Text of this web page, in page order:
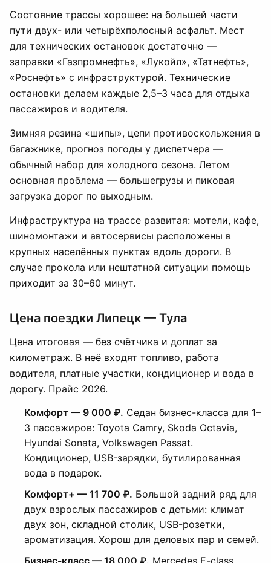
Состояние трассы хорошее: на большей части
пути двух- или четырёхполосный асфальт. Мест
для технических остановок достаточно —
заправки «Газпромнефть», «Лукойл», «Татнефть»,
«Роснефть» с инфраструктурой. Технические
остановки делаем каждые 2,5–3 часа для отдыха
пассажиров и водителя.
Зимняя резина «шипы», цепи противоскольжения в
багажнике, прогноз погоды у диспетчера —
обычный набор для холодного сезона. Летом
основная проблема — большегрузы и пиковая
загрузка дорог по выходным.
Инфраструктура на трассе развитая: мотели, кафе,
шиномонтажи и автосервисы расположены в
крупных населённых пунктах вдоль дороги. В
случае прокола или нештатной ситуации помощь
приходит за 30–60 минут.
Цена поездки Липецк — Тула
Цена итоговая — без счётчика и доплат за
километраж. В неё входят топливо, работа
водителя, платные участки, кондиционер и вода в
дорогу. Прайс 2026.
Комфорт — 9 000 ₽. Седан бизнес-класса для 1–
3 пассажиров: Toyota Camry, Skoda Octavia,
Hyundai Sonata, Volkswagen Passat.
Кондиционер, USB-зарядки, бутилированная
вода в подарок.
Комфорт+ — 11 700 ₽. Большой задний ряд для
двух взрослых пассажиров с детьми: климат
двух зон, складной столик, USB-розетки,
ароматизация. Хорош для деловых пар и семей.
Бизнес-класс — 18 000 ₽. Mercedes E-class,